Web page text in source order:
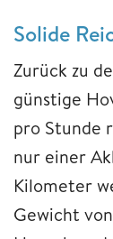
Solide
Zurück zu
günstige
pro Stunde
nur einer
Kilometer
Gewicht